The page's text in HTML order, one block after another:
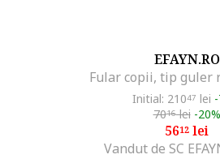
EFAYN.RO
Initial: 21047 lei
7016lei -20%
5612 lei
Vandut de SC